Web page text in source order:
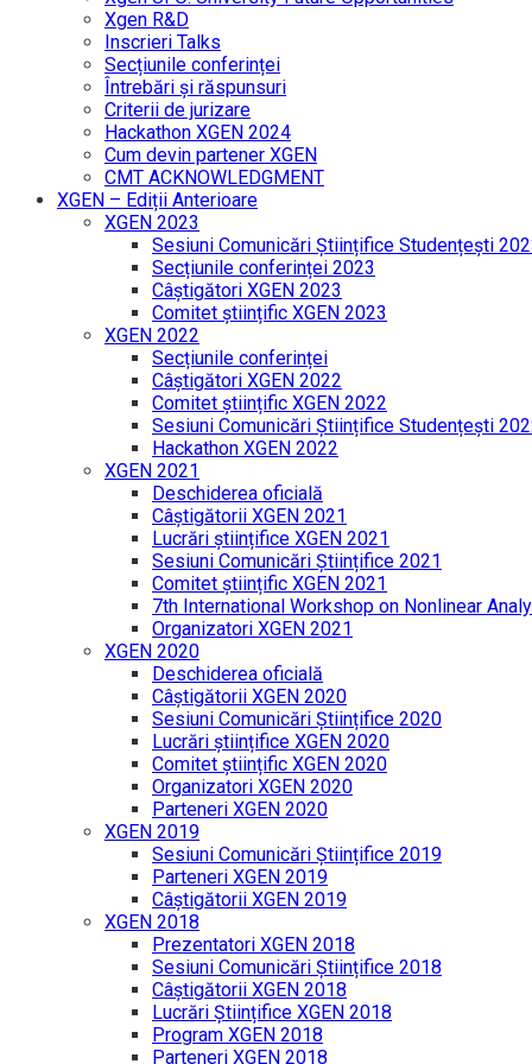
Xgen R&D
Inscrieri Talks
Secțiunile conferinței
Întrebări și răspunsuri
Criterii de jurizare
Hackathon XGEN 2024
Cum devin partener XGEN
CMT ACKNOWLEDGMENT
XGEN – Ediții Anterioare
XGEN 2023
Sesiuni Comunicări Științifice Studențești
Secțiunile conferinței 2023
Câștigători XGEN 2023
Comitet științific XGEN 2023
XGEN 2022
Secțiunile conferinței
Câștigători XGEN 2022
Comitet științific XGEN 2022
Sesiuni Comunicări Științifice Studențești
Hackathon XGEN 2022
XGEN 2021
Deschiderea oficială
Câștigătorii XGEN 2021
Lucrări științifice XGEN 2021
Sesiuni Comunicări Științifice 2021
Comitet științific XGEN 2021
7th International Workshop on Nonlinear
Organizatori XGEN 2021
XGEN 2020
Deschiderea oficială
Câștigătorii XGEN 2020
Sesiuni Comunicări Științifice 2020
Lucrări științifice XGEN 2020
Comitet științific XGEN 2020
Organizatori XGEN 2020
Parteneri XGEN 2020
XGEN 2019
Sesiuni Comunicări Științifice 2019
Parteneri XGEN 2019
Câștigătorii XGEN 2019
XGEN 2018
Prezentatori XGEN 2018
Sesiuni Comunicări Științifice 2018
Câștigătorii XGEN 2018
Lucrări Științifice XGEN 2018
Program XGEN 2018
Parteneri XGEN 2018